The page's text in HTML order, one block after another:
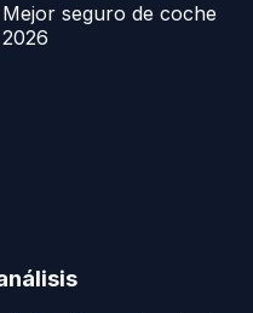
Mejor seguro de coche
2026